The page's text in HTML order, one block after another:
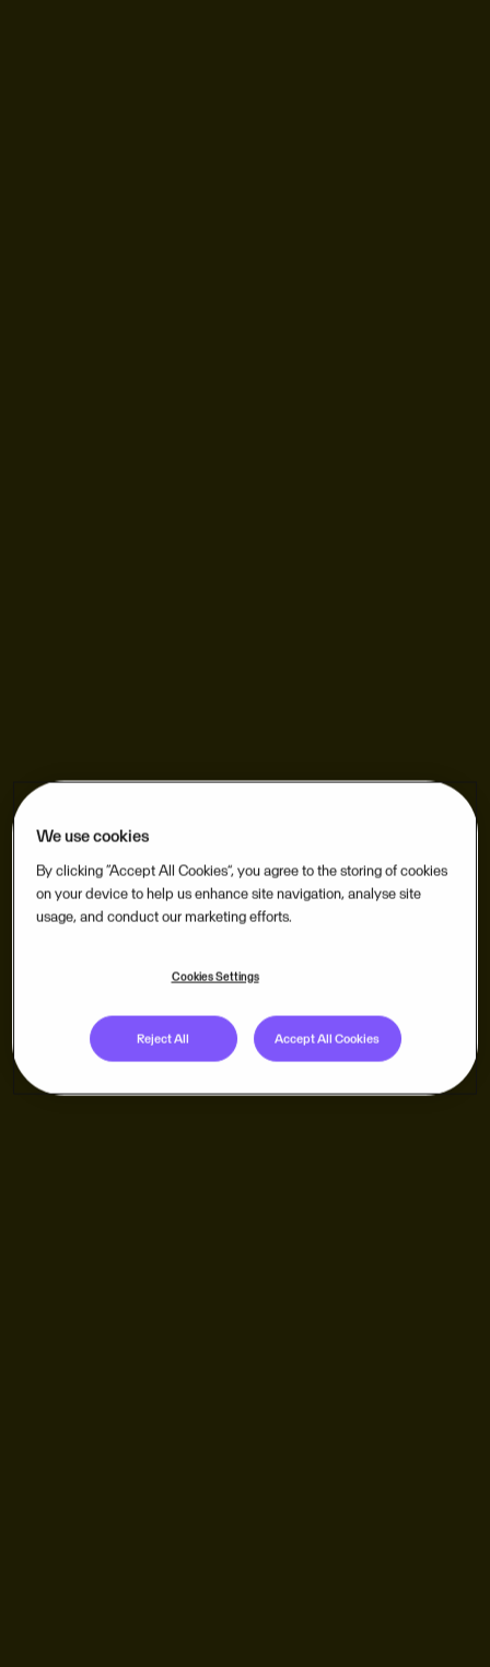
We use cookies
By clicking “Accept All Cookies”, you agree to the storing of cookies
on your device to help us enhance site navigation, analyse site
usage, and conduct our marketing efforts.
Cookies Settings
Reject All Accept All Cookies